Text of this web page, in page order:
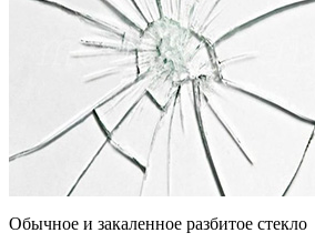
Обычное и закаленное разбитое стекло